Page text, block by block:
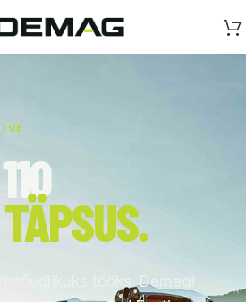
nõudlikuks tööks. Demagi